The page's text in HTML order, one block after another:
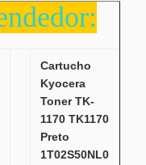
Cartucho
Kyocera
Toner TK-
1170 TK1170
Preto
1T02S50NL0